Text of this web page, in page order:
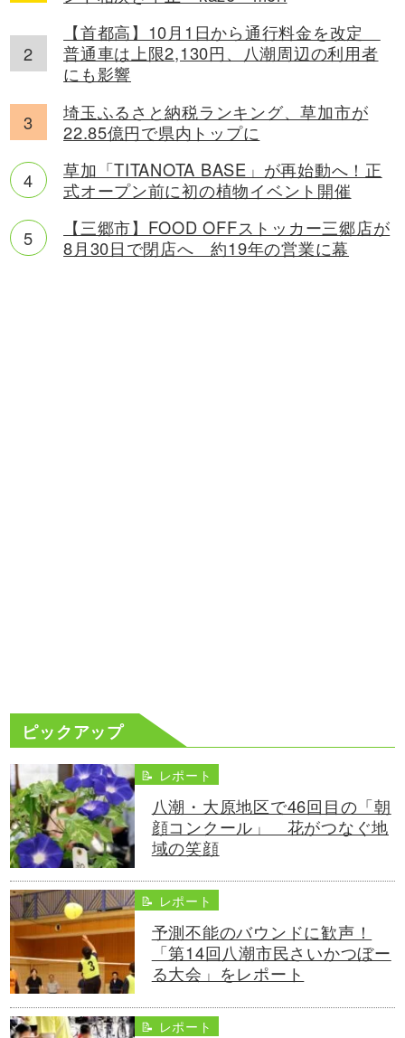
【首都高】10月1日から通行料金を改定
普通車は上限2,130円、八潮周辺の利用者
にも影響
埼玉ふるさと納税ランキング、草加市が
22.85億円で県内トップに
草加「TITANOTA BASE」が再始動へ！正
式オープン前に初の植物イベント開催
【三郷市】FOOD OFFストッカー三郷店が
8月30日で閉店へ 約19年の営業に幕
ピックアップ
📝 レポート
八潮・大原地区で46回目の「朝
顔コンクール」 花がつなぐ地
域の笑顔
📝 レポート
予測不能のバウンドに歓声！
「第14回八潮市民さいかつぼー
る大会」をレポート
📝 レポート